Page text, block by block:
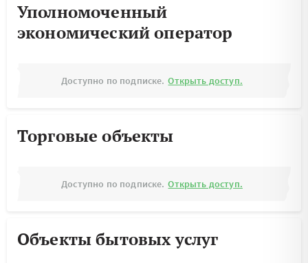
Уполномоченный
экономический оператор
Доступно по подписке. Открыть доступ.
Торговые объекты
Доступно по подписке. Открыть доступ.
Объекты бытовых услуг